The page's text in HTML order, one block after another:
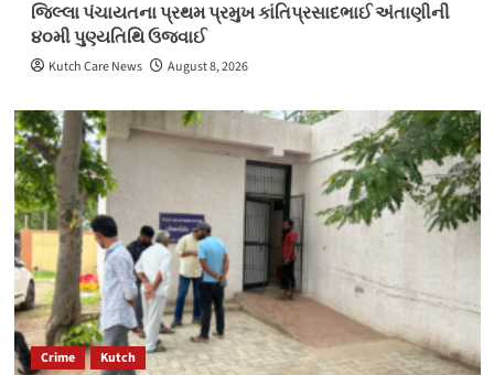
જિલ્લા પંચાયતના પ્રથમ પ્રમુખ કાંતિપ્રસાદભાઈ અંતાણીની
૪૦મી પુણ્યતિથિ ઉજવાઈ
Kutch Care News August 8, 2026
Crime Kutch